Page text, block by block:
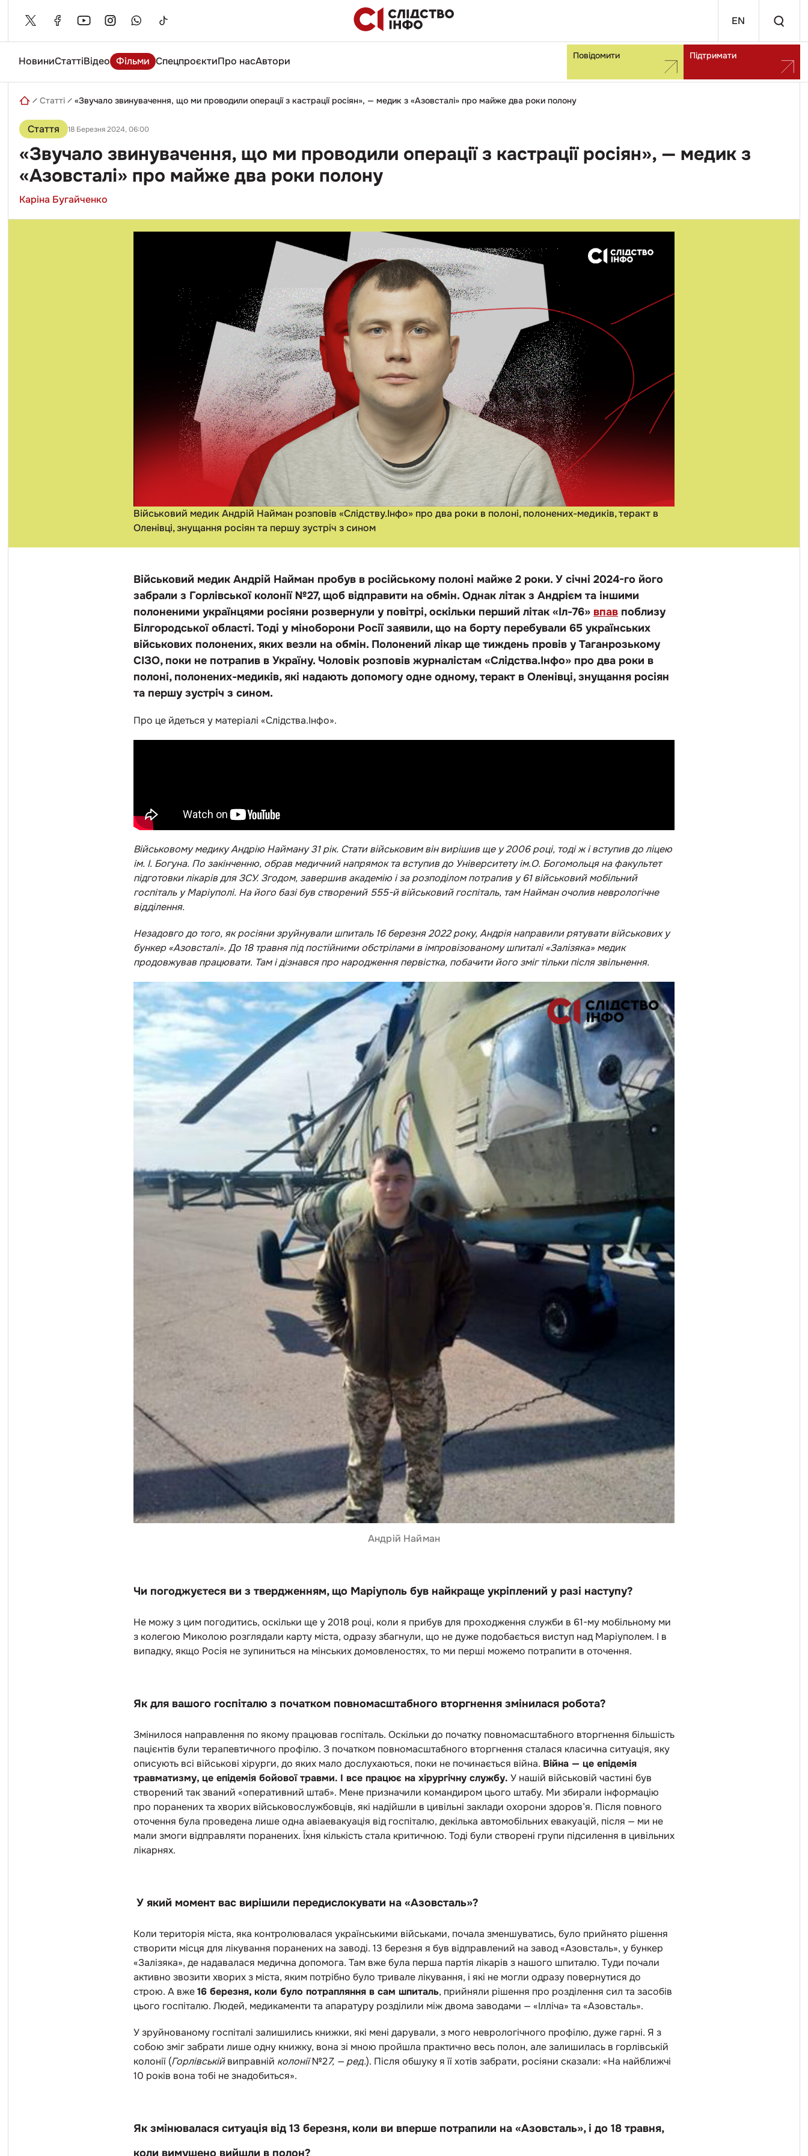
content EN
НовиниСтаттіВідео Фільми СпецпроєктиПро насАвтори Повідомити Підтримати
Введіть
Статті «Звучало звинувачення, що ми проводили операції з кастрації росіян», — медик з «Азовсталі» про майже два роки полону
Стаття 18 Березня 2024, 06:00
«Звучало звинувачення, що ми проводили операції з кастрації росіян», — медик з
«Азовсталі» про майже два роки полону
Каріна Бугайченко
Військовий медик Андрій Найман розповів «Слідству.Інфо» про два роки в полоні, полонених-медиків, теракт в
Оленівці, знущання росіян та першу зустріч з сином
Військовий медик Андрій Найман пробув в російському полоні майже 2 роки. У січні 2024-го його
забрали з Горлівської колонії №27, щоб відправити на обмін. Однак літак з Андрієм та іншими
полоненими українцями росіяни розвернули у повітрі, оскільки перший літак «Іл-76» впав поблизу
Білгородської області. Тоді у міноборони Росії заявили, що на борту перебували 65 українських
військових полонених, яких везли на обмін. Полонений лікар ще тиждень провів у Таганрозькому
СІЗО, поки не потрапив в Україну. Чоловік розповів журналістам «Слідства.Інфо» про два роки в
полоні, полонених-медиків, які надають допомогу одне одному, теракт в Оленівці, знущання росіян
та першу зустріч з сином.
Про це йдеться у матеріалі «Слідства.Інфо».
Військовому медику Андрію Найману 31 рік. Стати військовим він вирішив ще у 2006 році, тоді ж і вступив до ліцею
ім. І. Богуна. По закінченню, обрав медичний напрямок та вступив до Університету ім.О. Богомольця на факультет
підготовки лікарів для ЗСУ. Згодом, завершив академію і за розподілом потрапив у 61 військовий мобільний
госпіталь у Маріуполі. На його базі був створений 555-й військовий госпіталь, там Найман очолив неврологічне
відділення.
Незадовго до того, як росіяни зруйнували шпиталь 16 березня 2022 року, Андрія направили рятувати військових у
бункер «Азовсталі». До 18 травня під постійними обстрілами в імпровізованому шпиталі «Залізяка» медик
продовжував працювати. Там і дізнався про народження первістка, побачити його зміг тільки після звільнення.
Андрій Найман
Чи погоджуєтеся ви з твердженням, що Маріуполь був найкраще укріплений у разі наступу?
Не можу з цим погодитись, оскільки ще у 2018 році, коли я прибув для проходження служби в 61-му мобільному ми
з колегою Миколою розглядали карту міста, одразу збагнули, що не дуже подобається виступ над Маріуполем. І в
випадку, якщо Росія не зупиниться на мінських домовленостях, то ми перші можемо потрапити в оточення.
Як для вашого госпіталю з початком повномасштабного вторгнення змінилася робота?
Змінилося направлення по якому працював госпіталь. Оскільки до початку повномасштабного вторгнення більшість
пацієнтів були терапевтичного профілю. З початком повномасштабного вторгнення сталася класична ситуація, яку
описують всі військові хірурги, до яких мало дослухаються, поки не починається війна. Війна — це епідемія
травматизму, це епідемія бойової травми. І все працює на хірургічну службу. У нашій військовій частині був
створений так званий «оперативний штаб». Мене призначили командиром цього штабу. Ми збирали інформацію
про поранених та хворих військовослужбовців, які надійшли в цивільні заклади охорони здоров’я. Після повного
оточення була проведена лише одна авіаевакуація від госпіталю, декілька автомобільних евакуацій, після — ми не
мали змоги відправляти поранених. Їхня кількість стала критичною. Тоді були створені групи підсилення в цивільних
лікарнях.
У який момент вас вирішили передислокувати на «Азовсталь»?
Коли територія міста, яка контролювалася українськими військами, почала зменшуватись, було прийнято рішення
створити місця для лікування поранених на заводі. 13 березня я був відправлений на завод «Азовсталь», у бункер
«Залізяка», де надавалася медична допомога. Там вже була перша партія лікарів з нашого шпиталю. Туди почали
активно звозити хворих з міста, яким потрібно було тривале лікування, і які не могли одразу повернутися до
строю. А вже16 березня, коли було потрапляння в сам шпиталь, прийняли рішення про розділення сил та засобів
цього госпіталю. Людей, медикаменти та апаратуру розділили між двома заводами — «Ілліча» та «Азовсталь».
У зруйнованому госпіталі залишились книжки, які мені дарували, з мого неврологічного профілю, дуже гарні. Я з
собою зміг забрати лише одну книжку, вона зі мною пройшла практично весь полон, але залишилась в горлівській
колонії (Горлівськійвиправній колонії№27, — ред.). Після обшуку я її хотів забрати, росіяни сказали: «На найближчі
10 років вона тобі не знадобиться».
Як змінювалася ситуація від 13 березня, коли ви вперше потрапили на «Азовсталь», і до 18 травня,
коли вимушено вийшли в полон?